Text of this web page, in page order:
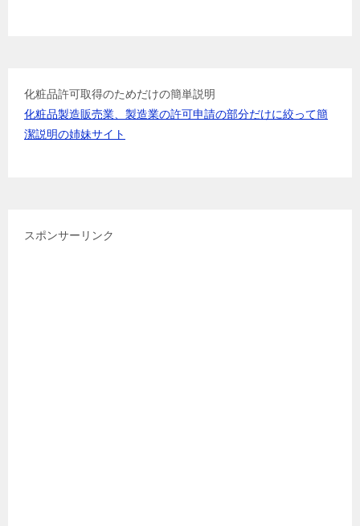
化粧品許可取得のためだけの簡単説明
化粧品製造販売業、製造業の許可申請の部分だけに絞って簡
潔説明の姉妹サイト
スポンサーリンク